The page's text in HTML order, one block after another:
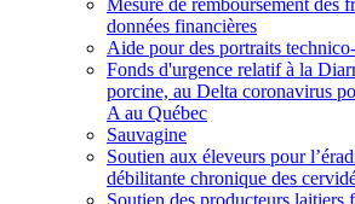
Mesure de remboursement des
données financières
Aide pour des portraits
Fonds d'urgence relatif à la
porcine, au Delta coronavirus
A au Québec
Sauvagine
Soutien aux éleveurs pour
débilitante chronique des
Soutien des producteurs laitiers